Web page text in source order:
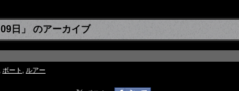
09日」 のアーカイブ
ボート ルアー